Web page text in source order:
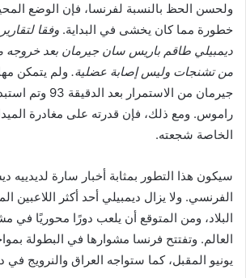
ولحسن الحظ بالنسبة لفرنسا، فإن الوضع
خطورة مما كان يخشى في البداية. وفقا
ديمبيلي طاقم باريس سان جيرمان بعد خروجه
من تشنجات وليس إصابة عضلية. ولم يتمكن
جيرمان من الاستمرار
راموس. ومع ذلك، فإن قدرته على مغادرة
الخاصة شجعته.
سيكون هذا التطور بمثابة أخبار سارة لديدييه
الفرنسي. ولا يزال ديمبيلي أحد أكثر اللاعبين
البلاد، ومن المتوقع أن يلعب دورًا محوريًا
يونيو المقبل، كما ستواجه العراق والنرويج